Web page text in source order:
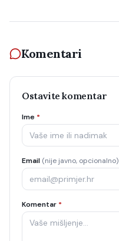
Komentari
Ostavite komentar
Ime *
Email (nije javno, opcionalno)
Komentar *